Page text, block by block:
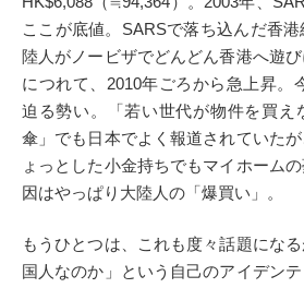
ここが底値。SARSで落ち込んだ香
陸人がノービザでどんどん香港へ遊
につれて、2010年ごろから急上昇。
迫る勢い。「若い世代が物件を買え
傘」でも日本でよく報道されていた
ょっとした小金持ちでもマイホーム
因はやっぱり大陸人の「爆買い」。
もうひとつは、これも度々話題にな
国人なのか」という自己のアイデン